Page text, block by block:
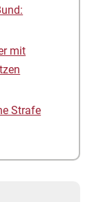
mit
Strafe